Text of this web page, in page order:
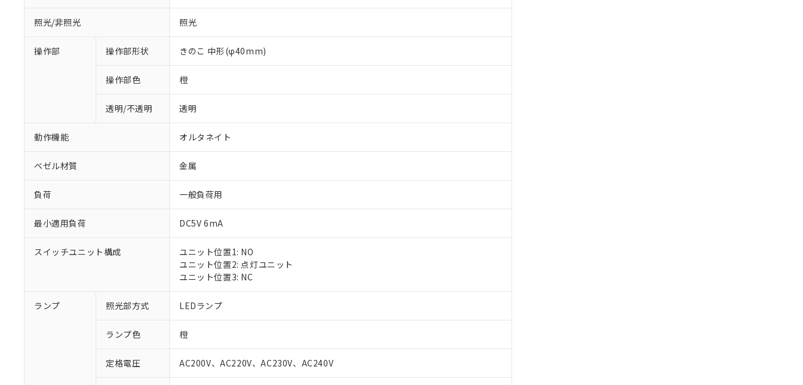
照光/非照光 照光
操作部 操作部形状 きのこ 中形(φ40mm)
操作部色 橙
透明/不透明 透明
動作機能 オルタネイト
ベゼル材質 金属
負荷 一般負荷用
最小適用負荷 DC5V 6mA
スイッチユニット構成
ユニット位置1: NO
ユニット位置2: 点灯ユニット
ユニット位置3: NC
ランプ 照光部方式 LEDランプ
ランプ色 橙
定格電圧 AC200V、AC220V、AC230V、AC240V